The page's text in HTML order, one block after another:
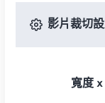
影片裁切
寬度